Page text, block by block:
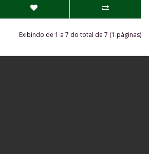
Exibindo de 1 a 7 do total de 7 (1 páginas)